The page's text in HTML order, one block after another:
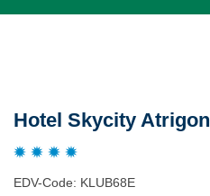
Hotel Skycity Atrigon
EDV-Code: KLUB68E